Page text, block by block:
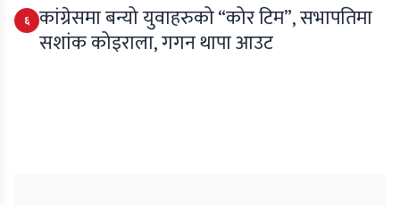
६ कांग्रेसमा बन्यो युवाहरुको “कोर टिम”, सभापतिमा
सशांक कोइराला, गगन थापा आउट